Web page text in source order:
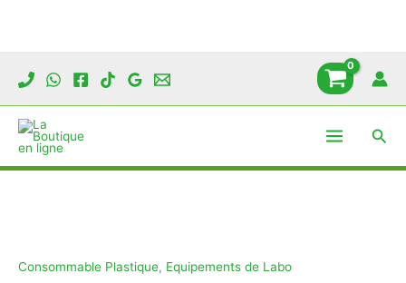
Consommable Plastique, Equipements de Labo